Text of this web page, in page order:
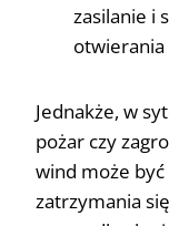
zasilanie i
Jednakże, w
pożar czy
wind może
zatrzymania